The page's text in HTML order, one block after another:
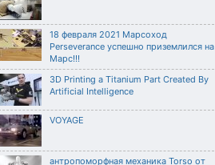
18 февраля 2021 Марсоход
Perseverance успешно приземлился на
Марс!!!
3D Printing a Titanium Part Created By
Artificial Intelligence
VOYAGE
антропоморфная механика Torso от